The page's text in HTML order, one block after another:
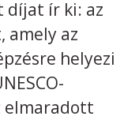
díjat ír ki: az
amely az
helyezi
elmaradott